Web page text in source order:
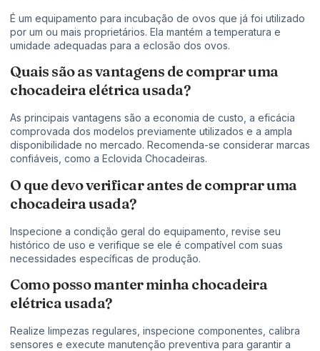
É um equipamento para incubação de ovos que já foi utilizado
por um ou mais proprietários. Ela mantém a temperatura e
umidade adequadas para a eclosão dos ovos.
Quais são as vantagens de comprar uma
chocadeira elétrica usada?
As principais vantagens são a economia de custo, a eficácia
comprovada dos modelos previamente utilizados e a ampla
disponibilidade no mercado. Recomenda-se considerar marcas
confiáveis, como a Eclovida Chocadeiras.
O que devo verificar antes de comprar uma
chocadeira usada?
Inspecione a condição geral do equipamento, revise seu
histórico de uso e verifique se ele é compatível com suas
necessidades específicas de produção.
Como posso manter minha chocadeira
elétrica usada?
Realize limpezas regulares, inspecione componentes, calibra
sensores e execute manutenção preventiva para garantir a